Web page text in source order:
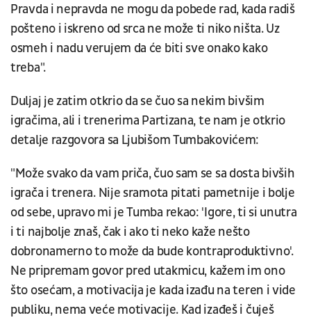
Pravda i nepravda ne mogu da pobede rad, kada radiš
pošteno i iskreno od srca ne može ti niko ništa. Uz
osmeh i nadu verujem da će biti sve onako kako
treba".
Duljaj je zatim otkrio da se čuo sa nekim bivšim
igračima, ali i trenerima Partizana, te nam je otkrio
detalje razgovora sa Ljubišom Tumbakovićem:
"Može svako da vam priča, čuo sam se sa dosta bivših
igrača i trenera. Nije sramota pitati pametnije i bolje
od sebe, upravo mi je Tumba rekao: 'Igore, ti si unutra
i ti najbolje znaš, čak i ako ti neko kaže nešto
dobronamerno to može da bude kontraproduktivno'.
Ne pripremam govor pred utakmicu, kažem im ono
što osećam, a motivacija je kada izađu na teren i vide
publiku, nema veće motivacije. Kad izađeš i čuješ